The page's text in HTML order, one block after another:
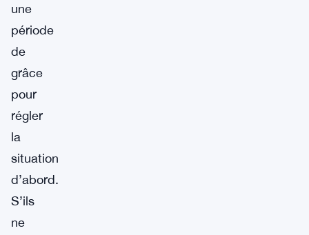
une
période
de
grâce
pour
régler
la
situation
d’abord.
S’ils
ne